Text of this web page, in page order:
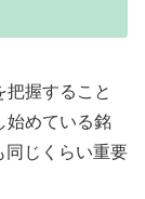
把握すること
始めている銘
同じくらい重要